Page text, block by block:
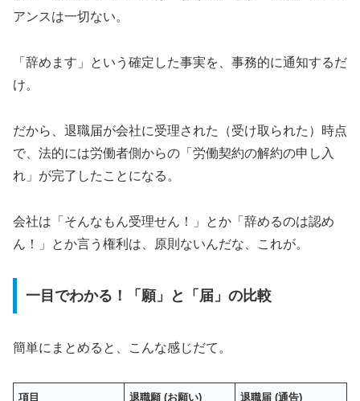
アンスは一切ない。
「辞めます」という確定した事実を、事務的に通知するだ
け。
だから、退職届が会社に受理された（受け取られた）時点
で、法的には労働者側からの「労働契約の解約の申し入
れ」が完了したことになる。
会社は「そんなもん受理せん！」とか「辞めるのは認め
ん！」とか言う権利は、原則ないんだな、これが。
一目でわかる！「願」と「届」の比較
簡単にまとめると、こんな感じだて。
項目 退職願 (お願い) 退職届 (通告)